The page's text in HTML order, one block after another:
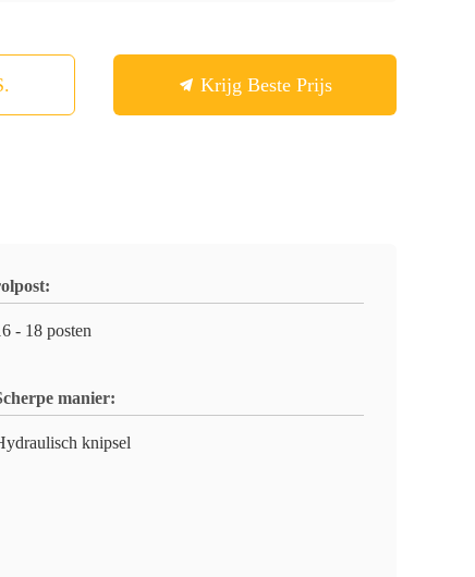
Krijg Beste Prijs
- 18 posten
manier:
knipsel